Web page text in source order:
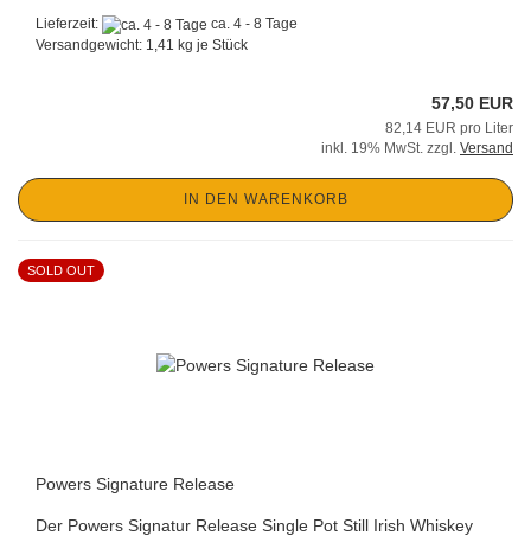
Lieferzeit:
ca. 4 - 8 Tage
Versandgewicht: 1,41 kg je Stück
57,50 EUR
82,14 EUR pro Liter
inkl. 19% MwSt. zzgl. Versand
IN DEN WARENKORB
SOLD OUT
Powers Signature Release
Der Powers Signatur Release Single Pot Still Irish Whiskey